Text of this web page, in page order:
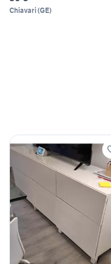
Chiavari(GE)